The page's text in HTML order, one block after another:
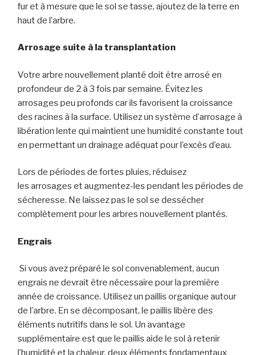
fur et à mesure que le sol se tasse, ajoutez de la terre en
haut de l’arbre.
Arrosage suite à la transplantation
Votre arbre nouvellement planté doit être arrosé en
profondeurde 2 à 3 fois parsemaine. Évitez les
arrosages peu profonds car ils favorisent la croissance
des racines à la surface. Utilisez un système d’arrosage à
libération lente qui maintient une humidité constante tout
en permettant un drainage adéquat pour l’excès d’eau.
Lors de périodes de fortes pluies, réduisez
les arrosages et augmentez-les pendant les périodes de
sécheresse. Ne laissez pas le sol se dessécher
complètement pour les arbres nouvellement plantés.
Engrais
Si vous avez préparé le sol convenablement, aucun
engrais ne devrait être nécessaire pour la première
année de croissance. Utilisez un paillis organique autour
de l’arbre. En se décomposant, le paillis libère des
éléments nutritifs dans le sol. Un avantage
supplémentaire est que le paillis aide le sol à retenir
l’humidité et la chaleur, deux éléments fondamentaux